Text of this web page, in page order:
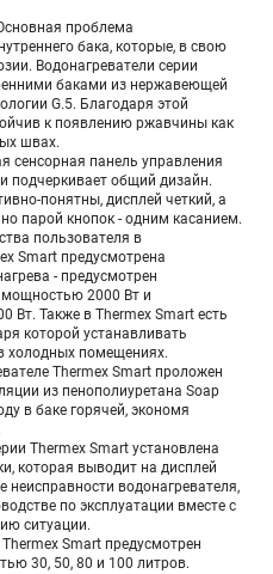
проблема
бака, которые, в свою
Водонагреватели серии
баками из нержавеющей
G.5. Благодаря этой
к появлению ржавчины как
швах.
сенсорная панель управления
подчеркивает общий дизайн.
понятны, дисплей четкий, а
парой кнопок - одним касанием.
пользователя в
Smart предусмотрена
- предусмотрен
2000 Вт и
Также в Thermex Smart есть
которой устанавливать
холодных помещениях.
Thermex Smart проложен
из пенополиуретана Soap
в баке горячей, экономя
Thermex Smart установлена
которая выводит на дисплей
водонагревателя,
по эксплуатации вместе с
ситуации.
Smart предусмотрен
30, 50, 80 и 100 литров.